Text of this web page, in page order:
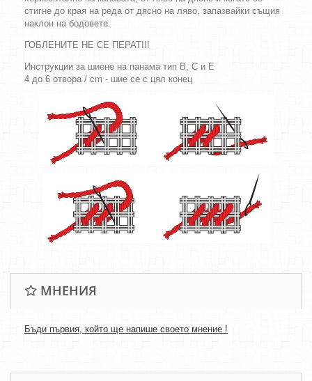
стигне до края на реда от дясно на ляво, запазвайки същия
наклон на бодовете.
ГОБЛЕНИТЕ НЕ СЕ ПЕРАТ!!!
Инструкции за шиене на панама тип B, C и E
4 до 6 отвора / cm - шие се с цял конец
МНЕНИЯ
Бъди първия, който ще напише своето мнение !